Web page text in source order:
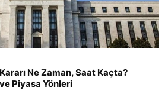
Ne Zaman, Saat Kaçta?
Piyasa Yönleri